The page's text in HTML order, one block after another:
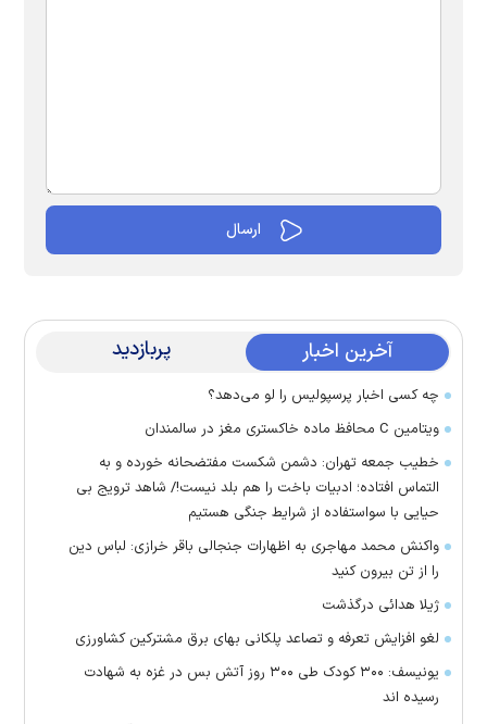
آخرین اخبار پربازدید
چه کسی اخبار پرسپولیس را لو می‌دهد؟
ویتامین C محافظ ماده خاکستری مغز در سالمندان
خطیب جمعه تهران: دشمن شکست مفتضحانه خورده و به
التماس افتاده؛ ادبیات باخت را هم بلد نیست!/ شاهد ترویج بی
حیایی با سواستفاده از شرایط جنگی هستیم
واکنش محمد مهاجری به اظهارات جنجالی باقر خرازی: لباس دین
را از تن بیرون کنید
ژیلا هدائی درگذشت
لغو افزایش تعرفه و تصاعد پلکانی بهای برق مشترکین کشاورزی
یونیسف: ۳۰۰ کودک طی ۳۰۰ روز آتش بس در غزه به شهادت
رسیده اند